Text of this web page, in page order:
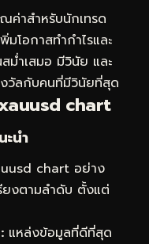
ค่าสำหรับนักเทรด
มโอกาสทำกำไรและ
ำเสมอ มีวินัย และ
วัลกับคนที่มีวินัยที่สุด
xauusd chart
นำ
chart อย่าง
ยงตามลำดับ ตั้งแต่
แหล่งข้อมูลที่ดีที่สุด